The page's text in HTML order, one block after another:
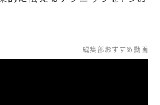
編集部おすすめ動画